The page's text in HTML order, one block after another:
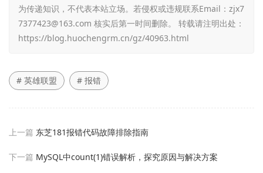
为传递知识，不代表本站立场。若侵权或违规联系Email：zjx7
7377423@163.com 核实后第一时间删除。 转载请注明出处：
https://blog.huochengrm.cn/gz/40963.html
# 英雄联盟 # 报错
上一篇 东芝181报错代码故障排除指南
下一篇 MySQL中count(1)错误解析，探究原因与解决方案